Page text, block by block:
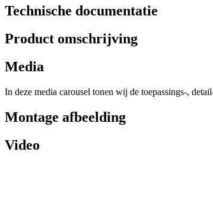
Technische documentatie
Product omschrijving
Media
In deze media carousel tonen wij de toepassings-,
Montage afbeelding
Video